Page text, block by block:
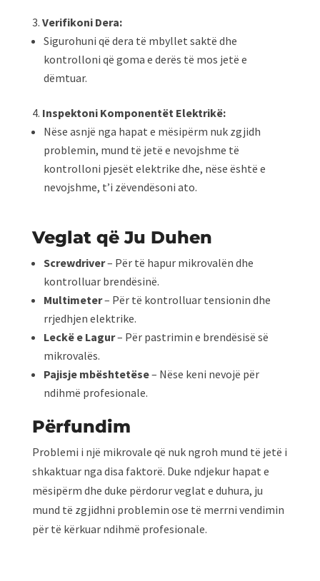
Verifikoni Dera:
Sigurohuni që dera të mbyllet saktë dhe
kontrolloni që goma e derës të mos jetë e
dëmtuar.
Inspektoni Komponentët Elektrikë:
Nëse asnjë nga hapat e mësipërm nuk zgjidh
problemin, mund të jetë e nevojshme të
kontrolloni pjesët elektrike dhe, nëse është e
nevojshme, t’i zëvendësoni ato.
Veglat që Ju Duhen
Screwdriver– Për të hapur mikrovalën dhe
kontrolluar brendësinë.
Multimeter– Për të kontrolluar tensionin dhe
rrjedhjen elektrike.
Leckë e Lagur– Për pastrimin e brendësisë së
mikrovalës.
Pajisje mbështetëse– Nëse keni nevojë për
ndihmë profesionale.
Përfundim
Problemi i një mikrovale që nuk ngroh mund të jetë i
shkaktuar nga disa faktorë. Duke ndjekur hapat e
mësipërm dhe duke përdorur veglat e duhura, ju
mund të zgjidhni problemin ose të merrni vendimin
për të kërkuar ndihmë profesionale.